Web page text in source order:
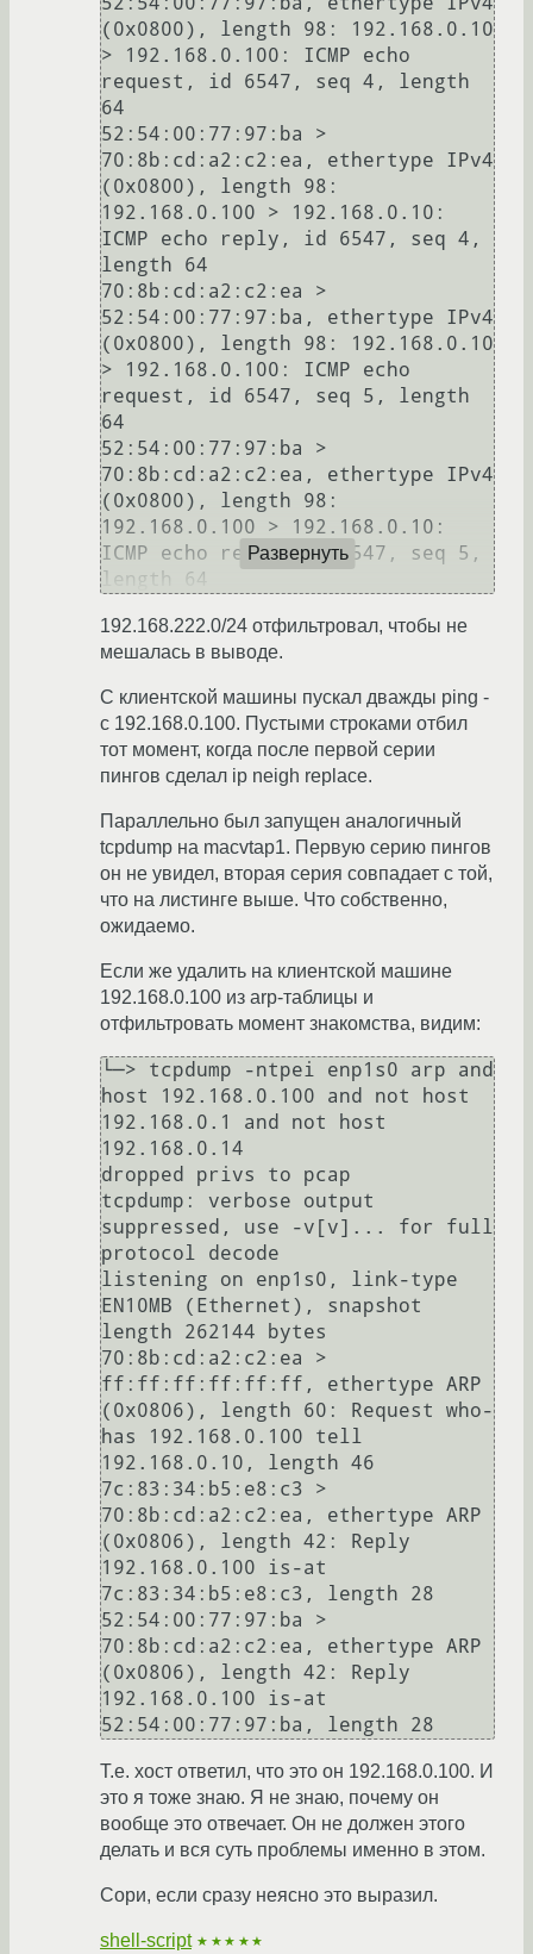
(0x0800), length 98: 192.168.0.10
> 192.168.0.100: ICMP echo
request, id 6547, seq 4, length
64
52:54:00:77:97:ba >
70:8b:cd:a2:c2:ea, ethertype IPv4
(0x0800), length 98:
192.168.0.100 > 192.168.0.10:
ICMP echo reply, id 6547, seq 4,
length 64
70:8b:cd:a2:c2:ea >
52:54:00:77:97:ba, ethertype IPv4
(0x0800), length 98: 192.168.0.10
> 192.168.0.100: ICMP echo
request, id 6547, seq 5, length
64
52:54:00:77:97:ba >
70:8b:cd:a2:c2:ea, ethertype IPv4
(0x0800), length 98:
192.168.0.100 > 192.168.0.10:
ICMP echo reply, id 6547, seq 5,
Развернуть
192.168.222.0/24 отфильтровал, чтобы не
мешалась в выводе.
С клиентской машины пускал дважды ping -
c 192.168.0.100. Пустыми строками отбил
тот момент, когда после первой серии
пингов сделал ip neigh replace.
Параллельно был запущен аналогичный
tcpdump на macvtap1. Первую серию пингов
он не увидел, вторая серия совпадает с той,
что на листинге выше. Что собственно,
ожидаемо.
Если же удалить на клиентской машине
192.168.0.100 из arp-таблицы и
отфильтровать момент знакомства, видим:
└─> tcpdump -ntpei enp1s0 arp and
host 192.168.0.100 and not host
192.168.0.1 and not host
192.168.0.14
dropped privs to pcap
tcpdump: verbose output
suppressed, use -v[v]... for full
protocol decode
listening on enp1s0, link-type
EN10MB (Ethernet), snapshot
length 262144 bytes
70:8b:cd:a2:c2:ea >
ff:ff:ff:ff:ff:ff, ethertype ARP
(0x0806), length 60: Request who-
has 192.168.0.100 tell
192.168.0.10, length 46
7c:83:34:b5:e8:c3 >
70:8b:cd:a2:c2:ea, ethertype ARP
(0x0806), length 42: Reply
192.168.0.100 is-at
7c:83:34:b5:e8:c3, length 28
52:54:00:77:97:ba >
70:8b:cd:a2:c2:ea, ethertype ARP
(0x0806), length 42: Reply
192.168.0.100 is-at
Т.е. хост ответил, что это он 192.168.0.100. И
это я тоже знаю. Я не знаю, почему он
вообще это отвечает. Он не должен этого
делать и вся суть проблемы именно в этом.
Сори, если сразу неясно это выразил.
shell-script ★★★★★